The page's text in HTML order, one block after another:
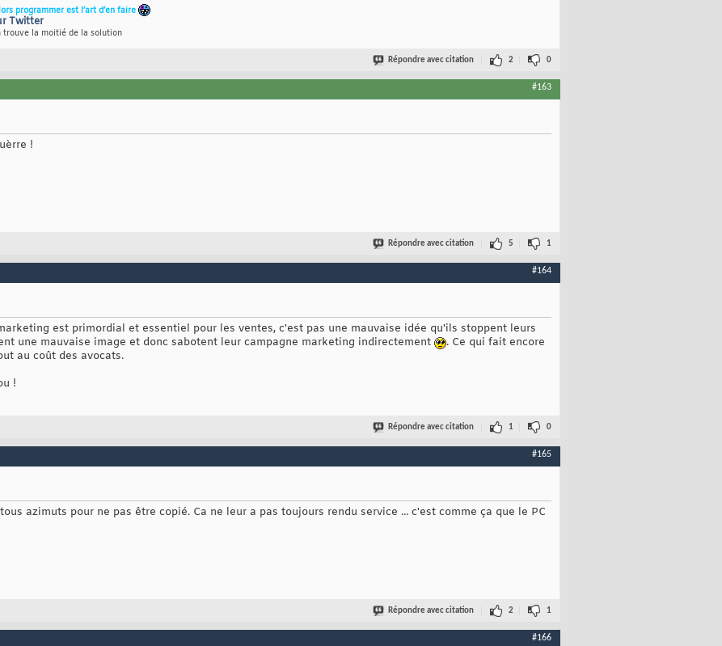
programmer est l’art d’en faire
Twitter
trouve la moitié de la solution
Répondre avec citation 2 0
#163
!
Répondre avec citation 5 1
#164
est primordial et essentiel pour les ventes, c'est pas une mauvaise idée qu'ils stoppent leurs
une mauvaise image et donc sabotent leur campagne marketing indirectement
. Ce qui fait encore
au coût des avocats.
!
Répondre avec citation 1 0
#165
azimuts pour ne pas être copié. Ca ne leur a pas toujours rendu service ... c'est comme ça que le PC
Répondre avec citation 2 1
#166